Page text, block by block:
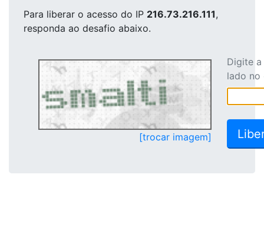
Para liberar o acesso do IP 216.73.216.111,
responda ao desafio abaixo.
[trocar imagem]
Digite
lado no